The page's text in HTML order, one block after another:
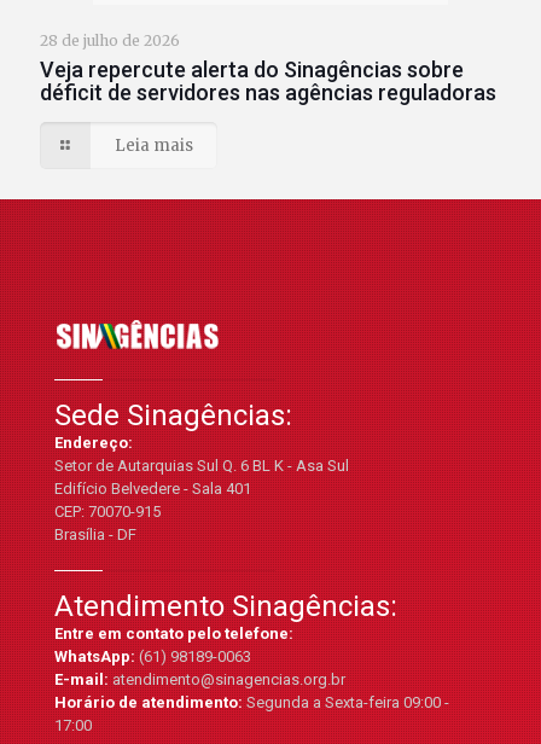
28 de julho de 2026
Veja repercute alerta do Sinagências sobre
déficit de servidores nas agências reguladoras
Leia mais
Sede Sinagências:
Endereço:
Setor de Autarquias Sul Q. 6 BL K - Asa Sul
Edifício Belvedere - Sala 401
CEP: 70070-915
Brasília - DF
Atendimento Sinagências:
Entre em contato pelo telefone:
WhatsApp:(61) 98189-0063
E-mail:atendimento@sinagencias.org.br
Horário de atendimento:Segunda a Sexta-feira 09:00 -
17:00